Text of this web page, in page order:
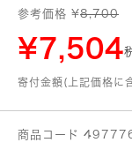
参考価格 ¥8,700
¥7,504
寄付金額(上記価格に
商品コード